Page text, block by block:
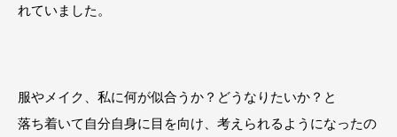
れていました。
服やメイク、私に何が似合うか？どうなりたいか？と
落ち着いて自分自身に目を向け、考えられるようになったの